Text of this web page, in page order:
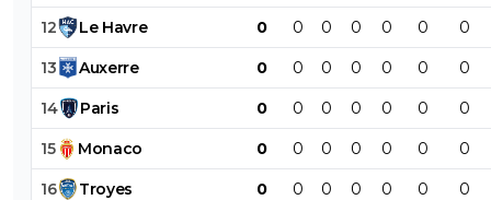
12 Le Havre 0 0 0 0 0 0 0
13 Auxerre 0 0 0 0 0 0 0
14 Paris 0 0 0 0 0 0 0
15 Monaco 0 0 0 0 0 0 0
16 Troyes 0 0 0 0 0 0 0